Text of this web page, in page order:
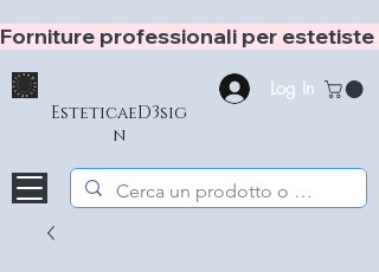
Forniture professionali per
EsteticaeD3sig
n
Log In